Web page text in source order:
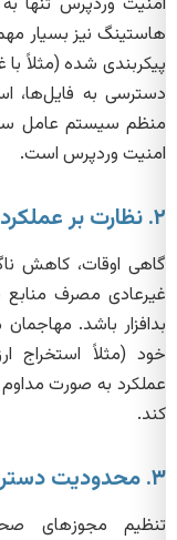
هاستینگ نیز بسیار
منظم سیستم عامل
امنیت وردپرس است.
۲. نظارت بر عملکرد (Performance Monitoring)
گاهی اوقات، کاهش
غیرعادی مصرف منابع
بدافزار باشد.
خود (مثلاً استخراج
عملکرد به صورت
کند.
۳. محدودیت دسترسی به فایل‌ها و دایرکتوری‌ها